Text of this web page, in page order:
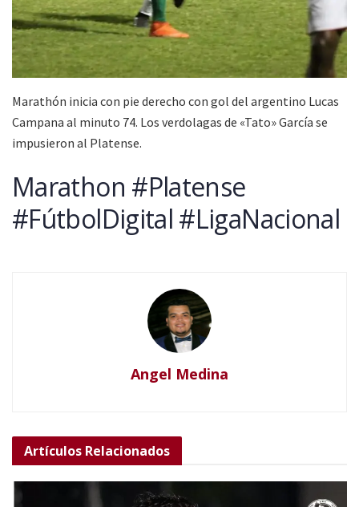
Marathón inicia con pie derecho con gol del argentino Lucas
Campana al minuto 74. Los verdolagas de «Tato» García se
impusieron al Platense.
Marathon #Platense
#FútbolDigital #LigaNacional
Angel Medina
Artículos Relacionados